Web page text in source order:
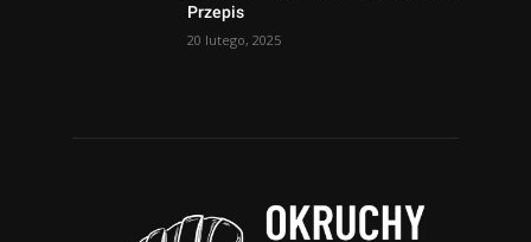
Przepis
20 lutego, 2025